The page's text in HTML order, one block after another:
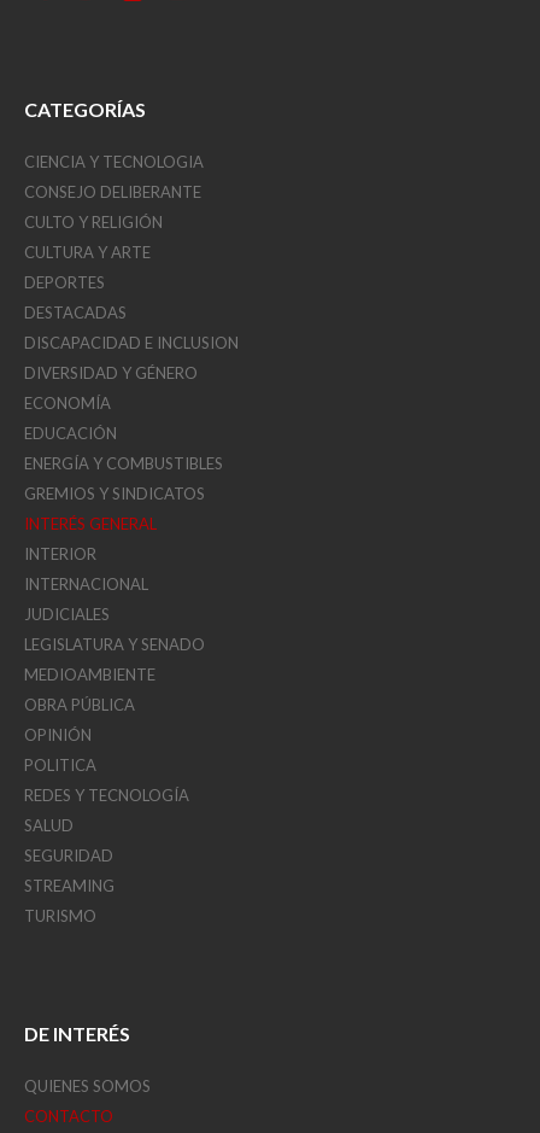
CATEGORÍAS
CIENCIA Y TECNOLOGIA
CONSEJO DELIBERANTE
CULTO Y RELIGIÓN
CULTURA Y ARTE
DEPORTES
DESTACADAS
DISCAPACIDAD E INCLUSION
DIVERSIDAD Y GÉNERO
ECONOMÍA
EDUCACIÓN
ENERGÍA Y COMBUSTIBLES
GREMIOS Y SINDICATOS
INTERÉS GENERAL
INTERIOR
INTERNACIONAL
JUDICIALES
LEGISLATURA Y SENADO
MEDIOAMBIENTE
OBRA PÚBLICA
OPINIÓN
POLITICA
REDES Y TECNOLOGÍA
SALUD
SEGURIDAD
STREAMING
TURISMO
DE INTERÉS
QUIENES SOMOS
CONTACTO